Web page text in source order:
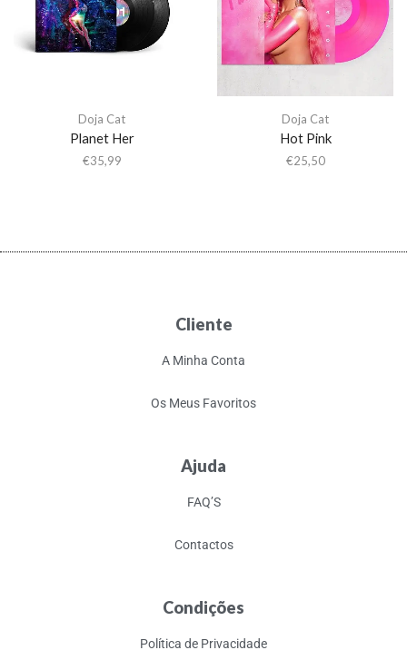
Doja Cat
Planet Her
€35,99
Doja Cat
Hot Pink
€25,50
Cliente
A Minha Conta
Os Meus Favoritos
Ajuda
FAQ’S
Contactos
Condições
Política de Privacidade